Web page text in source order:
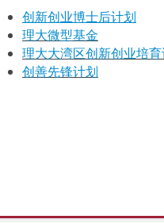
创新创业博士后计划
理大微型基金
理大大湾区创新创业培
创善先锋计划